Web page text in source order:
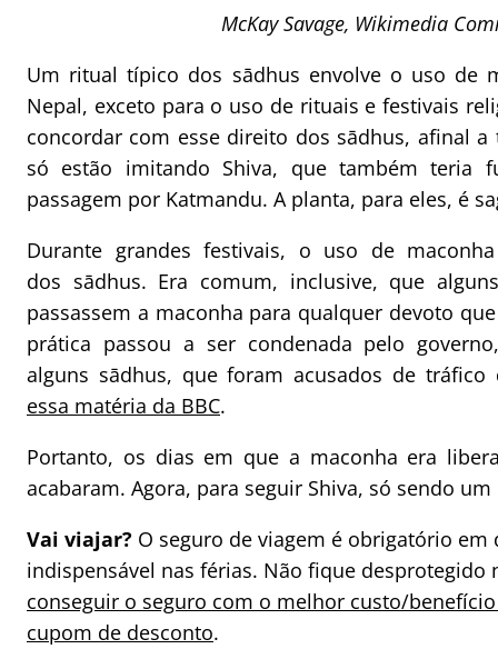
McKay Savage, Wikimedia
Um ritual típico dos sādhus envolve o uso de
Nepal, exceto para o uso de rituais e festivais
concordar com esse direito dos sādhus, afinal a
só estão imitando Shiva, que também teria
passagem por Katmandu. A planta, para eles, é
Durante grandes festivais, o uso de
dos sādhus. Era comum, inclusive, que
passassem a maconha para qualquer devoto
prática passou a ser condenada pelo
alguns sādhus, que foram acusados de
essa matéria da BBC.
Portanto, os dias em que a maconha era
acabaram. Agora, para seguir Shiva, só sendo
Vai viajar? O seguro de viagem é obrigatório em
indispensável nas férias. Não fique desprotegido
conseguir o seguro com o melhor custo/
cupom de desconto.